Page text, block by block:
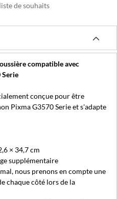
de souhaits
compatible avec
Serie
conçue pour être
Pixma G3570 Serie et s'adapte
× 34,7 cm
supplémentaire
nous prenons en compte une
chaque côté lors de la